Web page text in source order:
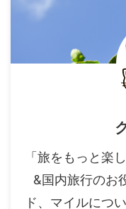
「旅をもっと楽
&国内旅行のお
ド、マイルにつ